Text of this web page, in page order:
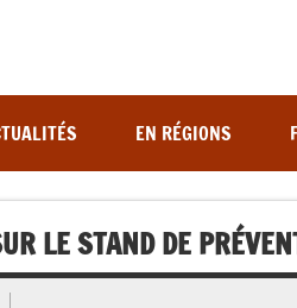
EN RÉGIONS
LE STAND DE